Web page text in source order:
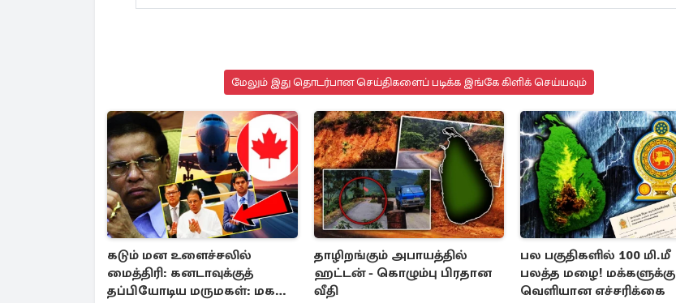
மேலும் இது தொடர்பான செய்திகளைப் படிக்க இங்கே கிளிக் செய்யவும்
கடும் மன உளைச்சலில்
மைத்திரி: கனடாவுக்குத்
தப்பியோடிய மருமகள்: மகன்
தாழிறங்கும் அபாயத்தில்
ஹட்டன் - கொழும்பு பிரதான
வீதி
பல பகுதிகளில் 100 மி.மீ
பலத்த மழை! மக்களுக்கு
வெளியான எச்சரிக்கை